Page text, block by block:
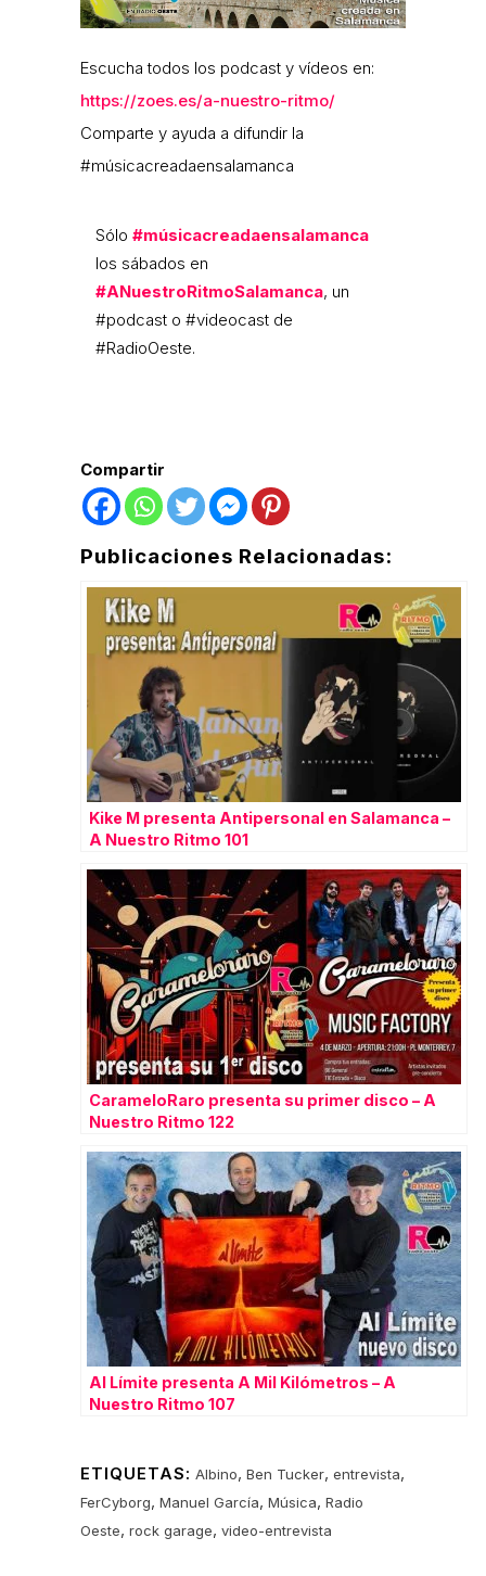
Escucha todos los podcast y vídeos en:
https://zoes.es/a-nuestro-ritmo/
Comparte y ayuda a difundir la
#músicacreadaensalamanca
Sólo #músicacreadaensalamanca
los sábados en
#ANuestroRitmoSalamanca, un
#podcast o #videocast de
#RadioOeste.
Compartir
Publicaciones Relacionadas:
Kike M presenta Antipersonal en Salamanca –
A Nuestro Ritmo 101
CarameloRaro presenta su primer disco – A
Nuestro Ritmo 122
Al Límite presenta A Mil Kilómetros – A
Nuestro Ritmo 107
ETIQUETAS: Albino, Ben Tucker, entrevista,
FerCyborg, Manuel García, Música, Radio
Oeste, rock garage, video-entrevista